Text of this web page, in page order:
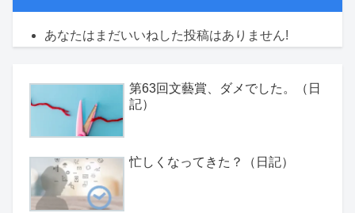
あなたはまだいいねした投稿はありません!
第63回文藝賞、ダメでした。（日
記）
忙しくなってきた？（日記）